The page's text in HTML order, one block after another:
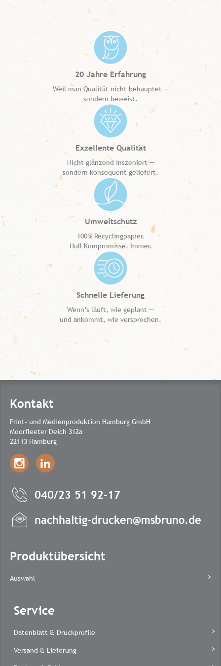
20 Jahre Erfahrung
Weil man Qualität nicht behauptet —
sondern beweist.
Exzellente Qualität
Nicht glänzend inszeniert —
sondern konsequent geliefert.
Umweltschutz
100 % Recyclingpapier.
Null Kompromisse. Immer.
Schnelle Lieferung
Wenn’s läuft, wie geplant —
und ankommt, wie versprochen.
Kontakt
Print- und Medienproduktion Hamburg GmbH
Moorfleeter Deich 312a
22113 Hamburg
040/23 51 92-17
nachhaltig-drucken@msbruno.de
Produktübersicht
Auswahl
Service
Datenblatt & Druckprofile
Versand & Lieferung